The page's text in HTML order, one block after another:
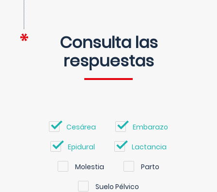
Consulta las
respuestas
Cesárea Embarazo
Epidural Lactancia
Molestia Parto
Suelo Pélvico